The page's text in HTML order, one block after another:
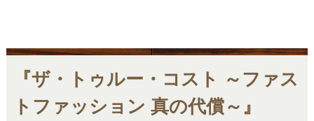
『ザ・トゥルー・コスト ～ファス
トファッション 真の代償～』